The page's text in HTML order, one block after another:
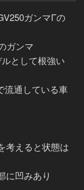
ガンマΓの
ガンマ
として根強い
流通している車
考えると状態は
に凹みあり